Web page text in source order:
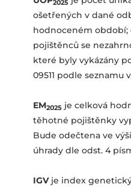
2025
ošetřených v dané
hodnoceném
pojištěnců se
které byly vykázány
09511 podle seznamu
EM2025 je celková
těhotné pojištěnky
Bude odečtena ve
úhrady dle odst. 4
IGVje index